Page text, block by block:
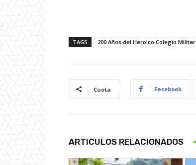
TAGS 200 Años del Heroico Colegio Militar
Cuota Facebook
ARTICULOS RELACIONADOS